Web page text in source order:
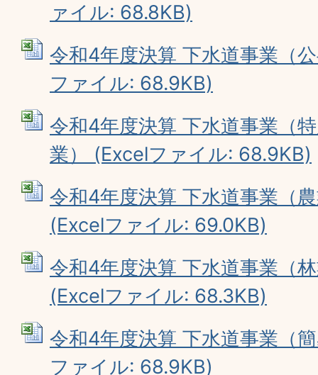
ァイル: 68.8KB)
令和4年度決算 下水道事業（
ファイル: 68.9KB)
令和4年度決算 下水道事業（
業） (Excelファイル: 68.9KB)
令和4年度決算 下水道事業（
(Excelファイル: 69.0KB)
令和4年度決算 下水道事業（
(Excelファイル: 68.3KB)
令和4年度決算 下水道事業（
ファイル: 68.9KB)